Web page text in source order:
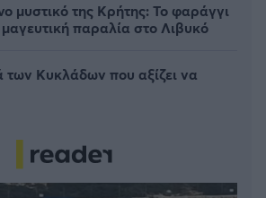
μυστικό της Κρήτης: Το φαράγγι
παραλία στο Λιβυκό
των Κυκλάδων που αξίζει να